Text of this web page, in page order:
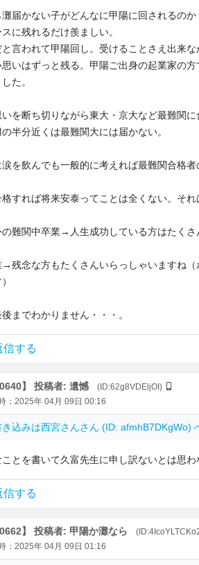
届かない子がどんなに甲陽に回されるのか
に残れるだけ羨ましい。
と言われて甲陽回し。受けることさえ出来な
いはずっと残る。甲陽ご出身の起業家の
た。
を断ち切りながら東大・京大など最難関に
半分近くは最難関大には届かない。
を飲んでも一般的に考えれば最難関合格者
すれば将来安泰ってことは全くない。それ
難関中卒業→人生成功している方はたくさ
→残念な方もたくさんいらっしゃいますね
後までわかりません・・・。
信する
】 投稿者: 遺憾
(ID:62g8VDEljOI)
：2025年 04月 09日 00:16
き込みは西宮さんさん (ID: afmhB7DKgWo)
ことを書いて久富先生に申し訳ないとは思わ
信する
】 投稿者: 甲陽か灘なら
：2025年 04月 09日 01:16